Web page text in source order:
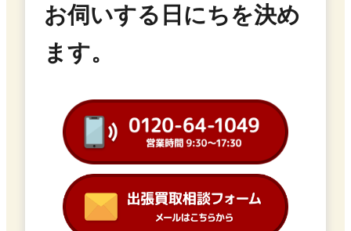
お伺いする日にちを決め
ます。